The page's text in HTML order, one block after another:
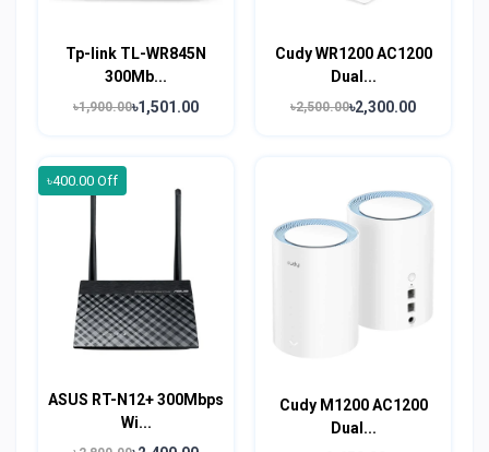
Tp-link TL-WR845N
300Mb...
৳1,900.00৳1,501.00
Cudy WR1200 AC1200
Dual...
৳2,500.00৳2,300.00
৳400.00 Off
ASUS RT-N12+ 300Mbps
Wi...
Cudy M1200 AC1200
Dual...